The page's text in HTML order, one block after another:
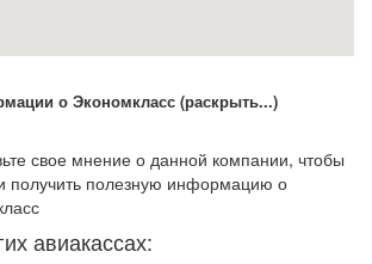
о Экономкласс (раскрыть...)
свое мнение о данной компании, чтобы
получить полезную информацию о
авиакассах: